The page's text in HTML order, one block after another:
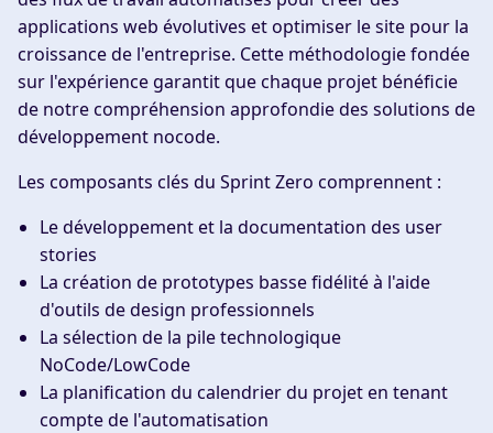
applications web évolutives et optimiser le site pour la
croissance de l'entreprise. Cette méthodologie fondée
sur l'expérience garantit que chaque projet bénéficie
de notre compréhension approfondie des solutions de
développement nocode.
Les composants clés du Sprint Zero comprennent :
Le développement et la documentation des user
stories
La création de prototypes basse fidélité à l'aide
d'outils de design professionnels
La sélection de la pile technologique
NoCode/LowCode
La planification du calendrier du projet en tenant
compte de l'automatisation